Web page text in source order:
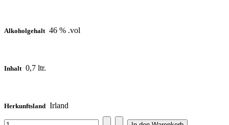
Alkoholgehalt 46 % .vol
Inhalt 0,7 ltr.
Herkunftsland Irland